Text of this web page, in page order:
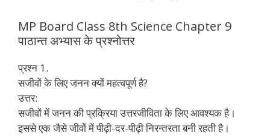
MP Board Class 8th Science Chapter 9
पाठान्त अभ्यास के प्रश्नोत्तर
प्रश्न 1.
सजीवों के लिए जनन क्यों महत्वपूर्ण है?
उत्तर:
सजीवों में जनन की प्रक्रिया उत्तरजीविता के लिए आवश्यक है।
इससे एक जैसे जीवों में पीढ़ी-दर-पीढ़ी निरन्तरता बनी रहती है।